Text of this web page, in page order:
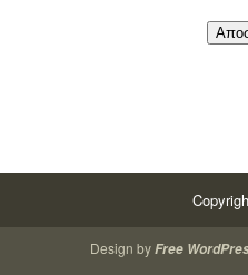
Design byFree